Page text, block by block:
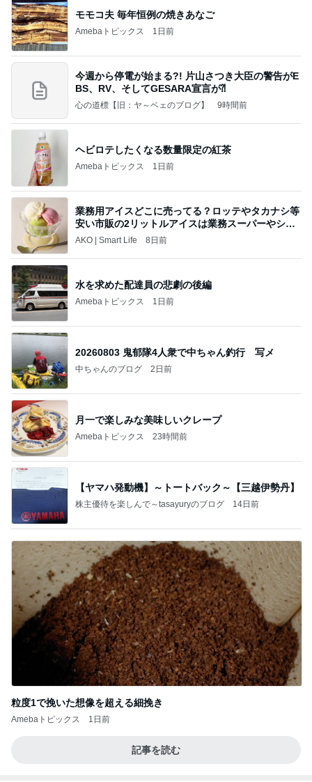
モモコ夫 毎年恒例の焼きあなご
Amebaトピックス 1日前
今週から停電が始まる?! 片山さつき大臣の警告がE
BS、RV、そしてGESARA宣言が⁈
心の道標【旧：ヤ～ベェのブログ】 9時間前
ヘビロテしたくなる数量限定の紅茶
Amebaトピックス 1日前
業務用アイスどこに売ってる？ロッテやタカナシ等
安い市販の2リットルアイスは業務スーパーやシャ
トレ
AKO | Smart Life 8日前
水を求めた配達員の悲劇の後編
Amebaトピックス 1日前
20260803 鬼郁隊4人衆で中ちゃん釣行 写メ
中ちゃんのブログ 2日前
月一で楽しみな美味しいクレープ
Amebaトピックス 23時間前
【ヤマハ発動機】～トートバック～【三越伊勢丹】
株主優待を楽しんで～tasayuryのブログ 14日前
粒度1で挽いた想像を超える細挽き
Amebaトピックス 1日前
記事を読む